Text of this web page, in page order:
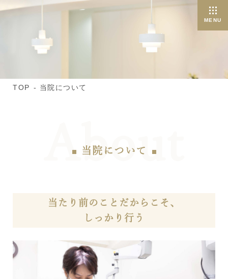
TOP 当院について
当院について
当たり前のことだからこそ、
しっかり行う